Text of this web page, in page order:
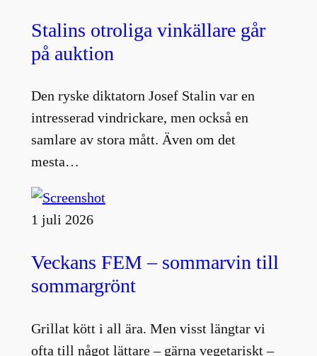
Stalins otroliga vinkällare går
på auktion
Den ryske diktatorn Josef Stalin var en
intresserad vindrickare, men också en
samlare av stora mått. Även om det
mesta…
1 juli 2026
Veckans FEM – sommarvin till
sommargrönt
Grillat kött i all ära. Men visst längtar vi
ofta till något lättare – gärna vegetariskt –